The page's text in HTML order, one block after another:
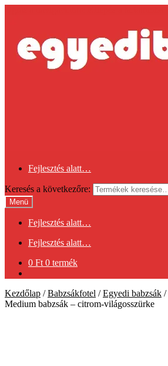
Fejlesztés alatt…
Keresés a következőre:
Menü
Fejlesztés alatt…
Fejlesztés alatt…
0 Ft 0 termék
Kezdőlap /Babzsákfotel /Egyedi babzsák /
Medium babzsák – citrom-világosszürke